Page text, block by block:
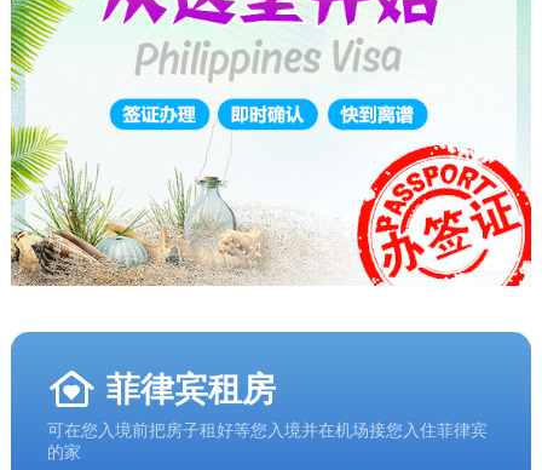
菲律宾租房
可在您入境前把房子租好等您入境并在机场接您入住菲律宾
的家